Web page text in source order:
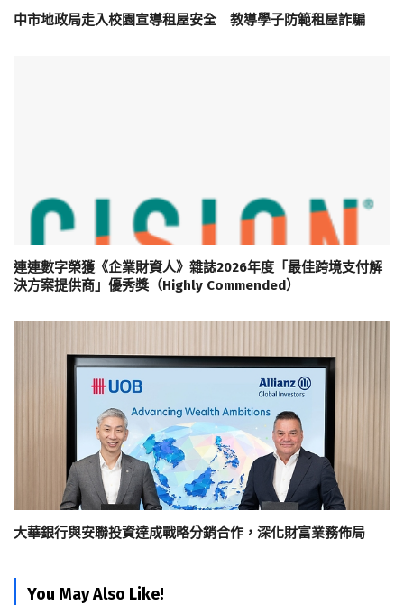
中市地政局走入校園宣導租屋安全 教導學子防範租屋詐騙
連連數字榮獲《企業財資人》雜誌2026年度「最佳跨境支付解
決方案提供商」優秀獎（Highly Commended）
大華銀行與安聯投資達成戰略分銷合作，深化財富業務佈局
You May Also Like!